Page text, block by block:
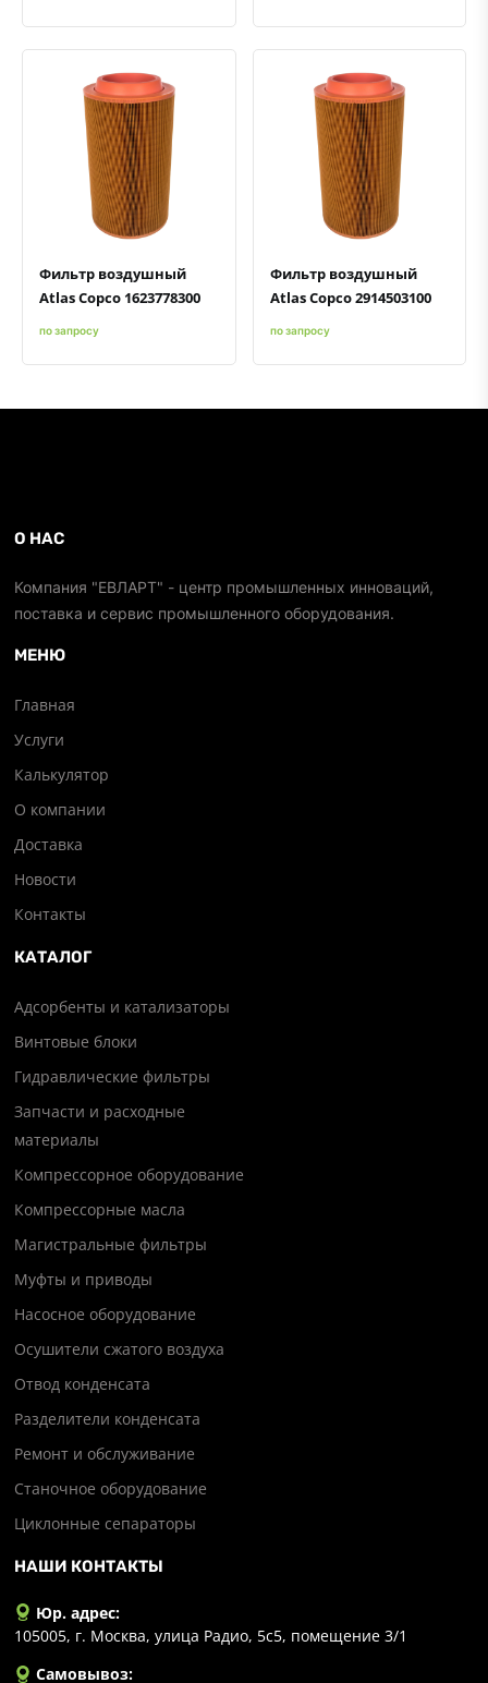
Быстрый просмотрДобавить к сравнению
Добавить в избранное
Фильтр воздушный
Atlas Copco 1623778300
по запросу
Быстрый просмотрДобавить к сравнению
Добавить в избранное
Фильтр воздушный
Atlas Copco 2914503100
по запросу
О НАС
Компания "ЕВЛАРТ" - центр промышленных инноваций,
поставка и сервис промышленного оборудования.
МЕНЮ
Главная
Услуги
Калькулятор
О компании
Доставка
Новости
Контакты
КАТАЛОГ
Адсорбенты и катализаторы
Винтовые блоки
Гидравлические фильтры
Запчасти и расходные
материалы
Компрессорное оборудование
Компрессорные масла
Магистральные фильтры
Муфты и приводы
Насосное оборудование
Осушители сжатого воздуха
Отвод конденсата
Разделители конденсата
Ремонт и обслуживание
Станочное оборудование
Циклонные сепараторы
НАШИ КОНТАКТЫ
Юр. адрес:
105005, г. Москва, улица Радио, 5с5, помещение 3/1
Самовывоз: